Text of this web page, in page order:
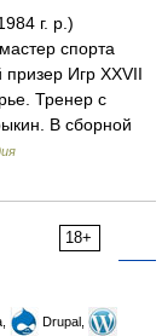
г. р.)
спорта
Игр XXVII
Тренер с
В сборной
18+
Drupal,